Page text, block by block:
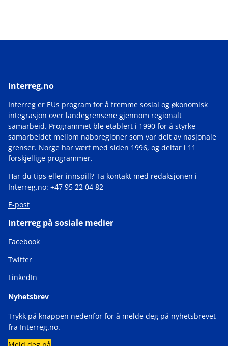
Interreg.no
Interreg er EUs program for å fremme sosial og økonomisk
integrasjon over landegrensene gjennom regionalt
samarbeid. Programmet ble etablert i 1990 for å styrke
samarbeidet mellom naboregioner som var delt av nasjonale
grenser. Norge har vært med siden 1996, og deltar i 11
forskjellige programmer.
Har du tips eller innspill? Ta kontakt med redaksjonen i
Interreg.no: +47 95 22 04 82
E-post
Interreg på sosiale medier
Facebook
Twitter
LinkedIn
Nyhetsbrev
Trykk på knappen nedenfor for å melde deg på nyhetsbrevet
fra Interreg.no.